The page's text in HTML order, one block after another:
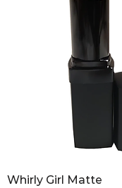
Whirly Girl Matte